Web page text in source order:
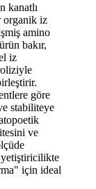
kanatlı
organik iz
amino
bakır,
iz
göre
stabiliteye
ve
için ideal